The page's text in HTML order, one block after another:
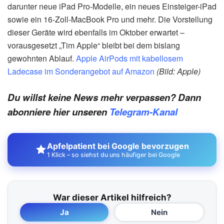
darunter neue iPad Pro-Modelle, ein neues Einsteiger-iPad
sowie ein 16-Zoll-MacBook Pro und mehr. Die Vorstellung
dieser Geräte wird ebenfalls im Oktober erwartet –
vorausgesetzt „Tim Apple“ bleibt bei dem bislang
gewohnten Ablauf. Apple AirPods mit kabellosem
Ladecase im Sonderangebot auf Amazon (Bild: Apple)
Du willst keine News mehr verpassen? Dann
abonniere hier unseren Telegram-Kanal
Apfelpatient bei Google bevorzugen
1 Klick – so siehst du uns häufiger bei Google
War dieser Artikel hilfreich?
Ja Nein